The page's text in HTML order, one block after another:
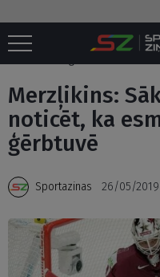
Sākums / Merzļikins:
Merzļikins:
noticēt, ka
ģērbtuvē
Sportazinas 26/05/2019